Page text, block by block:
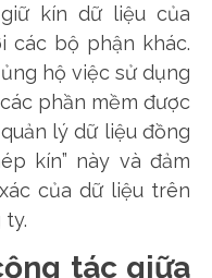
kín dữ liệu của
các bộ phận khác.
hộ việc sử dụng
phần mềm được
lý dữ liệu đồng
kín” này và đảm
của dữ liệu trên
tác giữa